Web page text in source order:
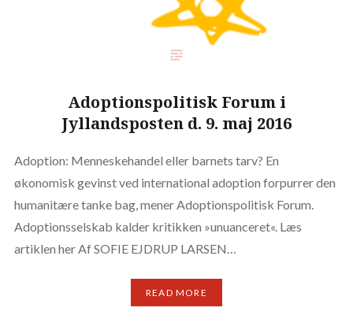
Adoptionspolitisk Forum i
Jyllandsposten d. 9. maj 2016
Adoption: Menneskehandel eller barnets tarv? En
økonomisk gevinst ved international adoption forpurrer den
humanitære tanke bag, mener Adoptionspolitisk Forum.
Adoptionsselskab kalder kritikken »unuanceret«. Læs
artiklen her Af SOFIE EJDRUP LARSEN…
READ MORE